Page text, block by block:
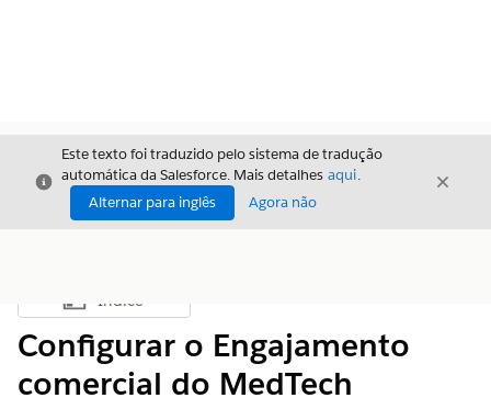
Fechar
Este texto foi traduzido pelo sistema de tradução
automática da Salesforce. Mais detalhes aqui.
Alternar para inglês
Agora não
Fechar
Mostrar índice
Índice
Configurar o Engajamento
comercial do MedTech